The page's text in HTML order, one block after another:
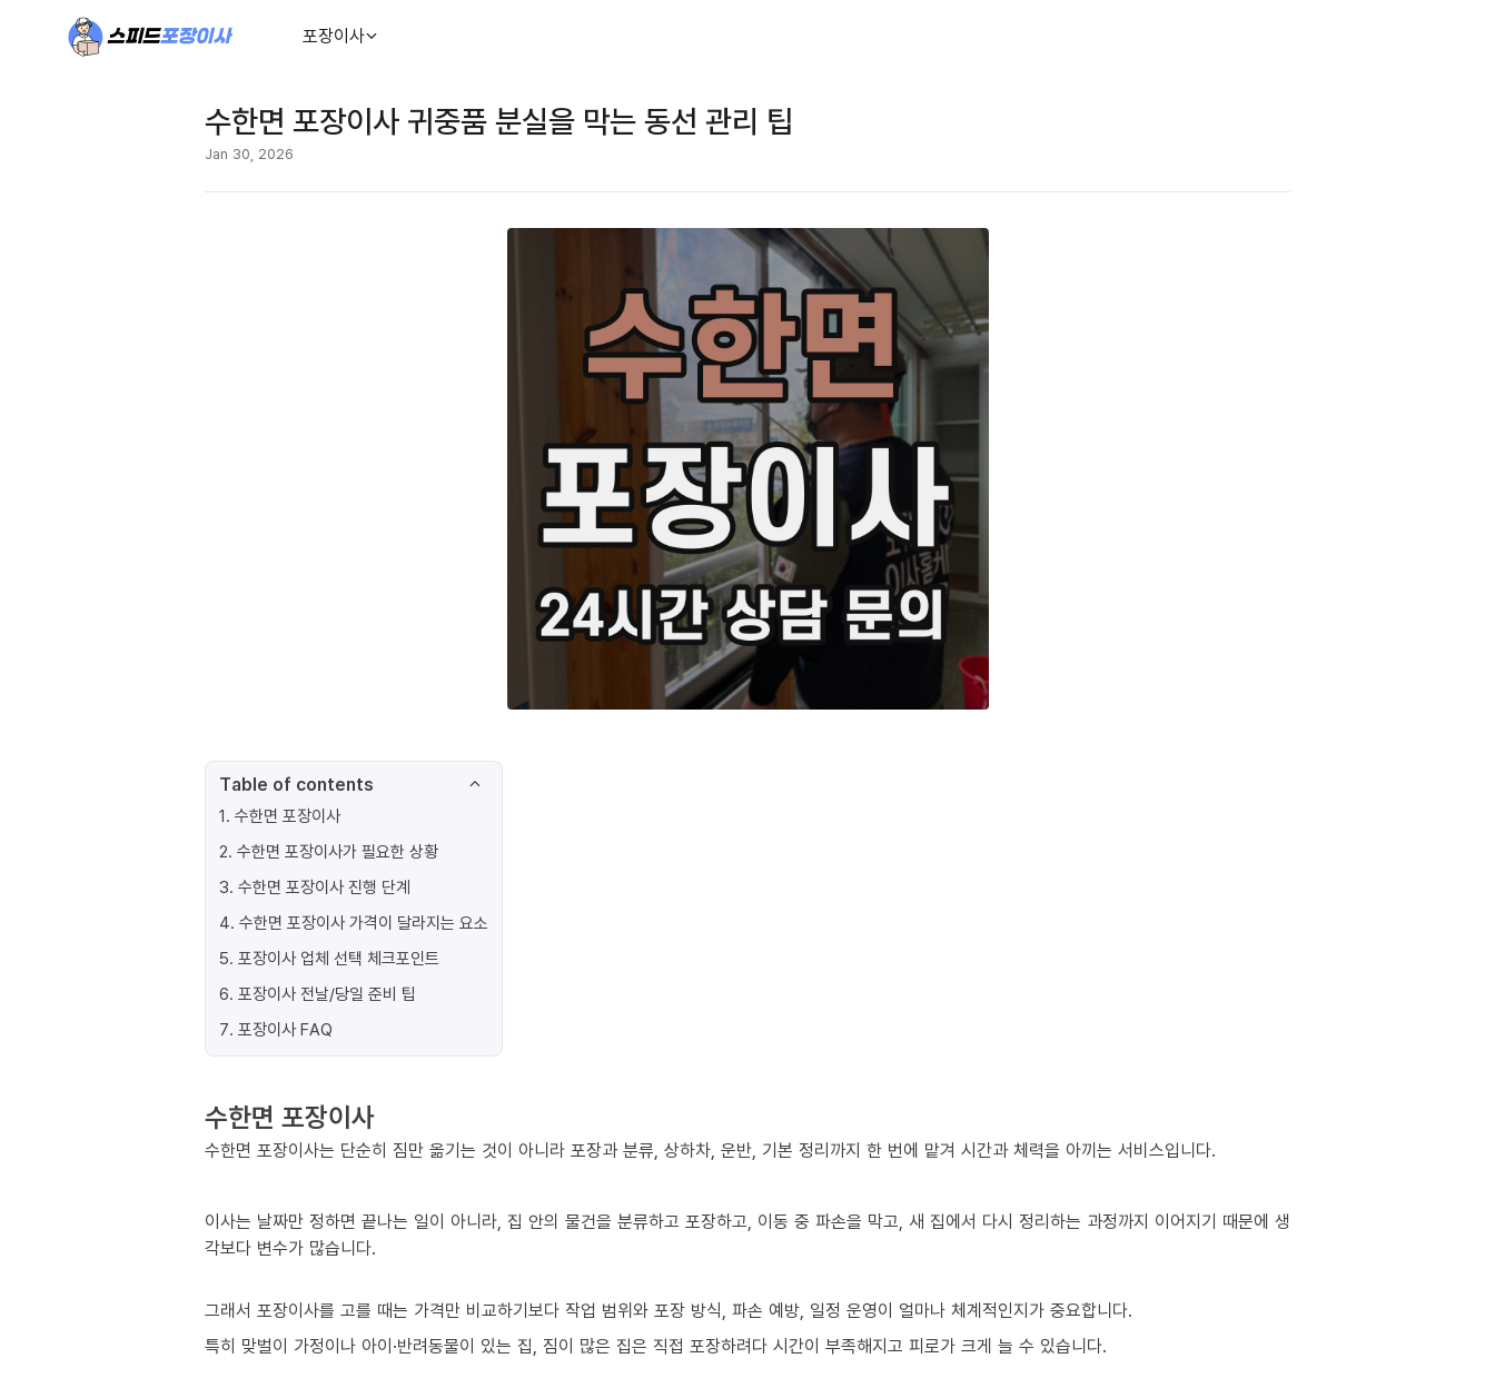
포장이사
수한면 포장이사 귀중품 분실을 막는 동선 관리 팁
Jan 30, 2026
Table of contents
1. 수한면 포장이사
2. 수한면 포장이사가 필요한 상황
3. 수한면 포장이사 진행 단계
4. 수한면 포장이사 가격이 달라지는 요소
5. 포장이사 업체 선택 체크포인트
6. 포장이사 전날/당일 준비 팁
7. 포장이사 FAQ
수한면 포장이사
수한면 포장이사는 단순히 짐만 옮기는 것이 아니라 포장과 분류, 상하차, 운반, 기본 정리까지 한 번에 맡겨 시간과 체력을 아끼는 서비스입니다.
이사는 날짜만 정하면 끝나는 일이 아니라, 집 안의 물건을 분류하고 포장하고, 이동 중 파손을 막고, 새 집에서 다시 정리하는 과정까지 이어지기 때문에 생
각보다 변수가 많습니다.
그래서 포장이사를 고를 때는 가격만 비교하기보다 작업 범위와 포장 방식, 파손 예방, 일정 운영이 얼마나 체계적인지가 중요합니다.
특히 맞벌이 가정이나 아이·반려동물이 있는 집, 짐이 많은 집은 직접 포장하려다 시간이 부족해지고 피로가 크게 늘 수 있습니다.